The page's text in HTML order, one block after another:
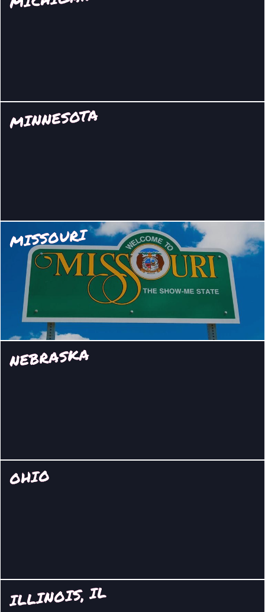
MINNESOTA
MISSOURI
NEBRASKA
OHIO
ILLINOIS, IL